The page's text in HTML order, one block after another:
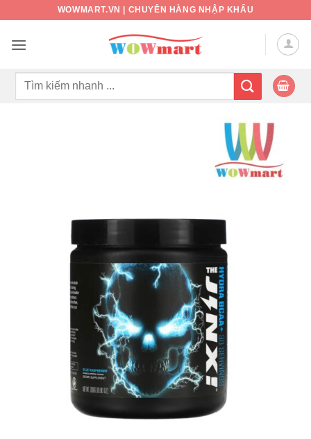
nội
WOWMART.VN | CHUYÊN HÀNG NHẬP KHẨU
Tìm